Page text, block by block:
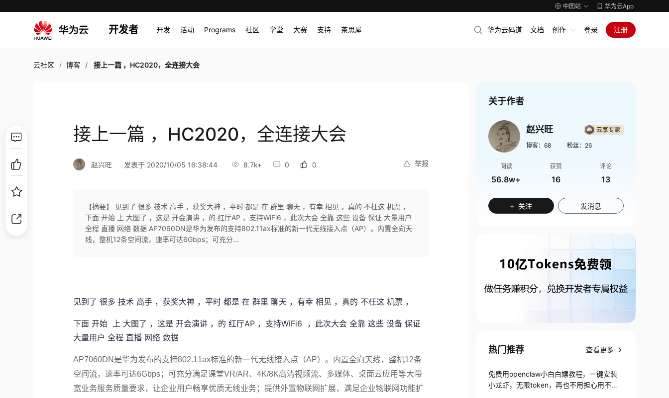
中国站 华为云App
开发者 开发 活动 Programs 社区 学堂 大赛 支持 茶思屋 华为云码道 文档 创作 登录 注册
云社区 博客 接上一篇 ，HC2020，全连接大会
接上一篇 ，HC2020，全连接大会
举报
赵兴旺 发表于 2020/10/05 16:38:44 8.7k+ 0 0
【摘要】 见到了 很多 技术 高手 ，获奖大神 ，平时 都是 在 群里 聊天 ，有幸 相见 ，真的 不枉这 机票 ，
下面 开始 上 大图了 ，这是 开会演讲 ，的 红厅AP ，支持WiFi6 ，此次大会 全靠 这些 设备 保证 大量用户
全程 直播 网络 数据 AP7060DN是华为发布的支持802.11ax标准的新一代无线接入点（AP）。内置全向天
线，整机12条空间流，速率可达6Gbps；可充分...
见到了 很多 技术 高手 ，获奖大神 ，平时 都是 在 群里 聊天 ，有幸 相见 ，真的 不枉这 机票 ，
下面 开始 上 大图了 ，这是 开会演讲 ，的 红厅AP ，支持WiFi6 ，此次大会 全靠 这些 设备 保证
大量用户 全程 直播 网络 数据
AP7060DN是华为发布的支持802.11ax标准的新一代无线接入点（AP）。内置全向天线，整机12条
空间流，速率可达6Gbps；可充分满足课堂VR/AR、4K/8K高清视频流、多媒体、桌面云应用等大带
宽业务服务质量要求，让企业用户畅享优质无线业务；提供外置物联网扩展，满足企业物联网功能扩
关于作者
赵兴旺
博客： 68 粉丝： 26
阅读
56.8w+
获赞
16
评论
13
+ 关注 发消息
热门推荐 查看更多
免费用openclaw小白白嫖教程，一键安装
小龙虾，无限token，再也不用担心用不起